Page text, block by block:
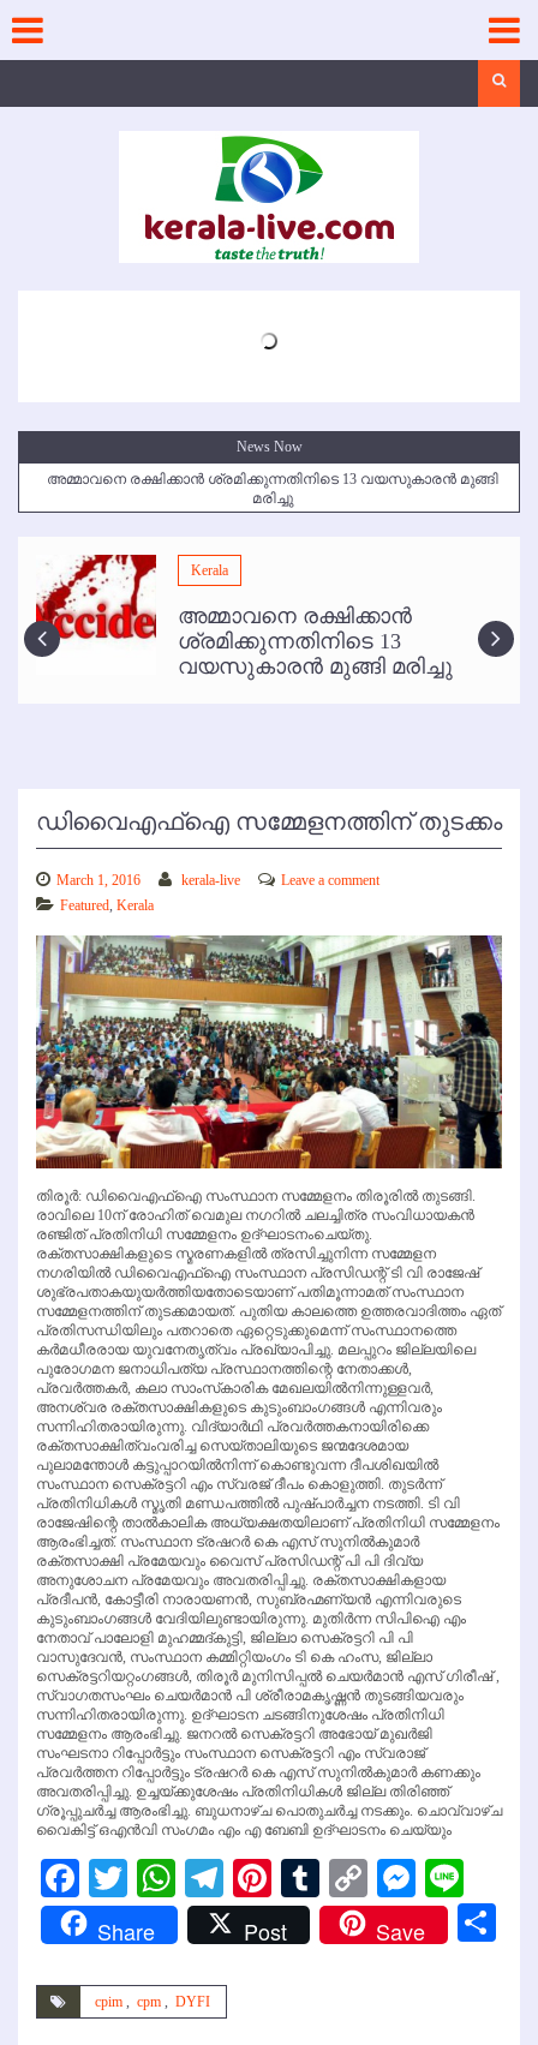
content
News Now
അമ്മാവനെ രക്ഷിക്കാന്‍ ശ്രമിക്കുന്നതിനിടെ 13 വയസുകാരന്‍ മുങ്ങി
മരിച്ചു
മമ്പുറം ആണ്ടു നേര്‍ച്ച ജൂണ്‍ 17 മുതല്‍
ഇനി രമേശ് പിഷാരടി സ്റ്റേജ് ഷോകള്‍ക്ക് ഇല്ല
കോഴിക്കോട് വിമാനത്താവളത്തില്‍ അനധികൃത പാര്‍ക്കിംഗ് പിരിവ് :
പരാതി തള്ളി
Kerala
അമ്മാവനെ രക്ഷിക്കാന്‍
ശ്രമിക്കുന്നതിനിടെ 13
വയസുകാരന്‍ മുങ്ങി മരിച്ചു
ഡിവൈഎഫ്‌ഐ സമ്മേളനത്തിന് തുടക്കം
March 1, 2016 kerala-live
Leave a comment
Featured Kerala
തിരൂര്‍: ഡിവൈഎഫ്‌ഐ സംസ്ഥാന സമ്മേളനം തിരൂരില്‍ തുടങ്ങി.
രാവിലെ 10ന് രോഹിത് വെമുല നഗറില്‍ ചലച്ചിത്ര സംവിധായകന്‍
രഞ്ജിത് പ്രതിനിധി സമ്മേളനം ഉദ്ഘാടനംചെയ്തു.
രക്തസാക്ഷികളുടെ സ്മരണകളില്‍ ത്രസിച്ചുനിന്ന സമ്മേളന
നഗരിയില്‍ ഡിവൈഎഫ്‌ഐ സംസ്ഥാന പ്രസിഡന്റ് ടി വി രാജേഷ്
ശുഭ്രപതാകയുയര്‍ത്തിയതോടെയാണ് പതിമൂന്നാമത് സംസ്ഥാന
സമ്മേളനത്തിന് തുടക്കമായത്. പുതിയ കാലത്തെ ഉത്തരവാദിത്തം ഏത്
പ്രതിസന്ധിയിലും പതറാതെ ഏറ്റെടുക്കുമെന്ന് സംസ്ഥാനത്തെ
കര്‍മധീരരായ യുവനേതൃത്വം പ്രഖ്യാപിച്ചു. മലപ്പുറം ജില്ലയിലെ
പുരോഗമന ജനാധിപത്യ പ്രസ്ഥാനത്തിന്റെ നേതാക്കള്‍,
പ്രവര്‍ത്തകര്‍, കലാ സാംസ്‌കാരിക മേഖലയില്‍നിന്നുള്ളവര്‍,
അനശ്വര രക്തസാക്ഷികളുടെ കുടുംബാംഗങ്ങള്‍ എന്നിവരും
സന്നിഹിതരായിരുന്നു. വിദ്യാര്‍ഥി പ്രവര്‍ത്തകനായിരിക്കെ
രക്തസാക്ഷിത്വംവരിച്ച സെയ്താലിയുടെ ജന്മദേശമായ
പുലാമന്തോള്‍ കട്ടുപ്പാറയില്‍നിന്ന് കൊണ്ടുവന്ന ദീപശിഖയില്‍
സംസ്ഥാന സെക്രട്ടറി എം സ്വരജ് ദീപം കൊളുത്തി. തുടര്‍ന്ന്
പ്രതിനിധികള്‍ സ്മൃതി മണ്ഡപത്തില്‍ പുഷ്പാര്‍ച്ചന നടത്തി. ടി വി
രാജേഷിന്റെ താല്‍കാലിക അധ്യക്ഷതയിലാണ് പ്രതിനിധി സമ്മേളനം
ആരംഭിച്ചത്. സംസ്ഥാന ട്രഷറര്‍ കെ എസ് സുനില്‍കുമാര്‍
രക്തസാക്ഷി പ്രമേയവും വൈസ് പ്രസിഡന്റ് പി പി ദിവ്യ
അനുശോചന പ്രമേയവും അവതരിപ്പിച്ചു. രക്തസാക്ഷികളായ
പ്രദീപന്‍, കോട്ടീരി നാരായണന്‍, സുബ്രഹ്മണ്യന്‍ എന്നിവരുടെ
കുടുംബാംഗങ്ങള്‍ വേദിയിലുണ്ടായിരുന്നു. മുതിര്‍ന്ന സിപിഐ എം
നേതാവ് പാലോളി മുഹമ്മദ്കുട്ടി, ജില്ലാ സെക്രട്ടറി പി പി
വാസുദേവന്‍, സംസ്ഥാന കമ്മിറ്റിയംഗം ടി കെ ഹംസ, ജില്ലാ
സെക്രട്ടറിയറ്റംഗങ്ങള്‍, തിരൂര്‍ മുനിസിപ്പല്‍ ചെയര്‍മാന്‍ എസ് ഗിരീഷ് ,
സ്വാഗതസംഘം ചെയര്‍മാന്‍ പി ശ്രീരാമകൃഷ്ണന്‍ തുടങ്ങിയവരും
സന്നിഹിതരായിരുന്നു. ഉദ്ഘാടന ചടങ്ങിനുശേഷം പ്രതിനിധി
സമ്മേളനം ആരംഭിച്ചു. ജനറല്‍ സെക്രട്ടറി അഭോയ് മുഖര്‍ജി
സംഘടനാ റിപ്പോര്‍ട്ടും സംസ്ഥാന സെക്രട്ടറി എം സ്വരാജ്
പ്രവര്‍ത്തന റിപ്പോര്‍ട്ടും ട്രഷറര്‍ കെ എസ് സുനില്‍കുമാര്‍ കണക്കും
അവതരിപ്പിച്ചു. ഉച്ചയ്ക്കുശേഷം പ്രതിനിധികള്‍ ജില്ല തിരിഞ്ഞ്
ഗ്രൂപ്പുചര്‍ച്ച ആരംഭിച്ചു. ബുധനാഴ്ച പൊതുചര്‍ച്ച നടക്കും. ചൊവ്വാഴ്ച
വൈകിട്ട് ഒഎന്‍വി സംഗമം എം എ ബേബി ഉദ്ഘാടനം ചെയ്യും
Facebook
Twitter
WhatsApp
Telegram
Pinterest
Tumblr
Copy
Link
Share Post Save
cpim cpm DYFI